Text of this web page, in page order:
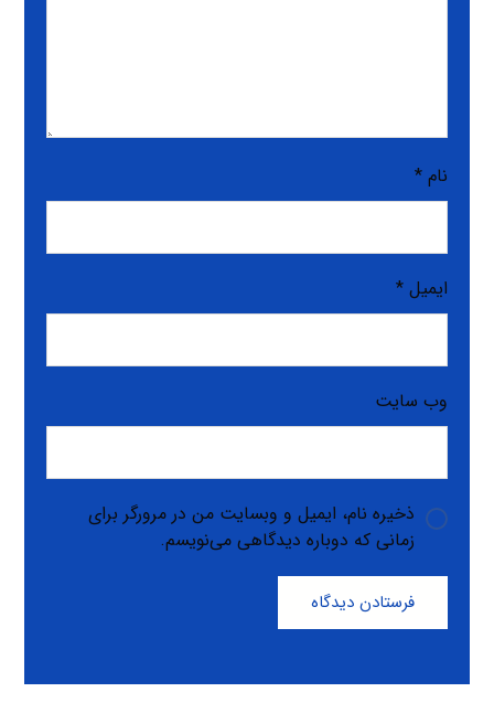
نام*
ایمیل*
وب‌ سایت
ذخیره نام، ایمیل و وبسایت من در مرورگر برای
زمانی که دوباره دیدگاهی می‌نویسم.
فرستادن دیدگاه